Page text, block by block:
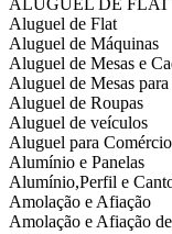
ALUGUEL DE FLAT
Aluguel de Flat
Aluguel de Máquinas
Aluguel de Mesas e
Aluguel de Mesas para
Aluguel de Roupas
Aluguel de veículos
Aluguel para Comércio
Alumínio e Panelas
Alumínio,Perfil e
Amolação e Afiação
Amolação e Afiação